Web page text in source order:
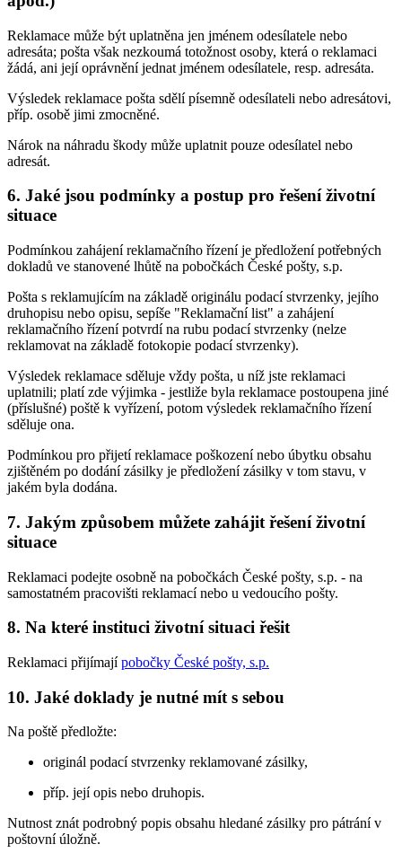
Reklamace může být uplatněna jen jménem odesílatele nebo
adresáta; pošta však nezkoumá totožnost osoby, která o reklamaci
žádá, ani její oprávnění jednat jménem odesílatele, resp. adresáta.
Výsledek reklamace pošta sdělí písemně odesílateli nebo adresátovi,
příp. osobě jimi zmocněné.
Nárok na náhradu škody může uplatnit pouze odesílatel nebo
adresát.
6. Jaké jsou podmínky a postup pro řešení životní
situace
Podmínkou zahájení reklamačního řízení je předložení potřebných
dokladů ve stanovené lhůtě na pobočkách České pošty, s.p.
Pošta s reklamujícím na základě originálu podací stvrzenky, jejího
druhopisu nebo opisu, sepíše "Reklamační list" a zahájení
reklamačního řízení potvrdí na rubu podací stvrzenky (nelze
reklamovat na základě fotokopie podací stvrzenky).
Výsledek reklamace sděluje vždy pošta, u níž jste reklamaci
uplatnili; platí zde výjimka - jestliže byla reklamace postoupena jiné
(příslušné) poště k vyřízení, potom výsledek reklamačního řízení
sděluje ona.
Podmínkou pro přijetí reklamace poškození nebo úbytku obsahu
zjištěném po dodání zásilky je předložení zásilky v tom stavu, v
jakém byla dodána.
7. Jakým způsobem můžete zahájit řešení životní
situace
Reklamaci podejte osobně na pobočkách České pošty, s.p. - na
samostatném pracovišti reklamací nebo u vedoucího pošty.
8. Na které instituci životní situaci řešit
Reklamaci přijímajípobočky České pošty, s.p.
10. Jaké doklady je nutné mít s sebou
Na poště předložte:
originál podací stvrzenky reklamované zásilky,
příp. její opis nebo druhopis.
Nutnost znát podrobný popis obsahu hledané zásilky pro pátrání v
poštovní úložně.